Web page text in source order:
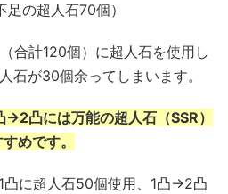
の超人石70個）
合計120個）に超人石を使用し
石が30個余ってしまいます。
凸には万能の超人石（SSR）
めです。
に超人石50個使用、1凸→2凸